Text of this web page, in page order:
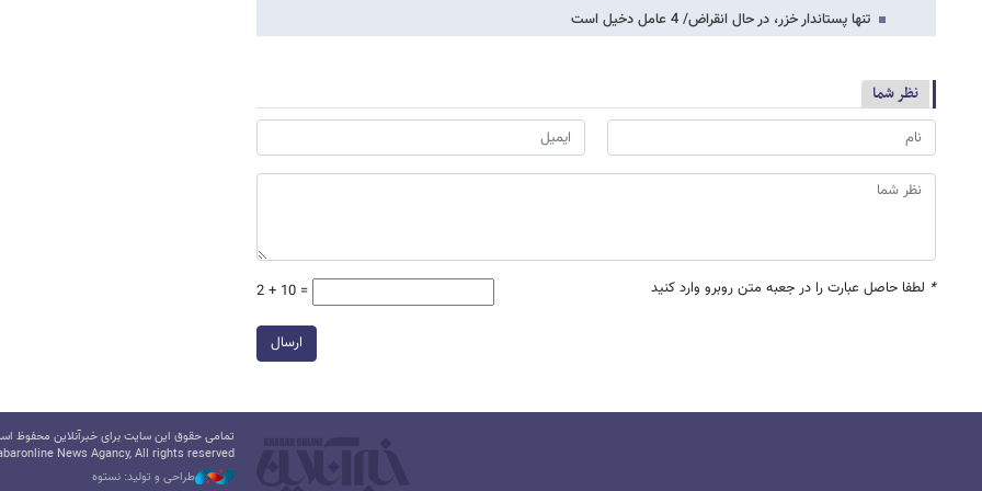
تنها پستاندار خزر، در حال انقراض/ 4 عامل دخیل است
نظر شما
* لطفا حاصل عبارت را در جعبه متن روبرو وارد کنید 2 + 10 =
ارسال
تمامی حقوق این سایت برای خبرآنلاین محفوظ
News Agancy, All rights reserved
طراحی و تولید: نستوه